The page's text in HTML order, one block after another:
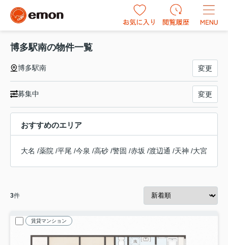
博多駅南の物件一覧
博多駅南 変更
募集中 変更
おすすめのエリア
大名 /薬院 /平尾 /今泉 /高砂 /警固 /赤坂 /渡辺通 /天神 /大宮
3件
賃貸マンション